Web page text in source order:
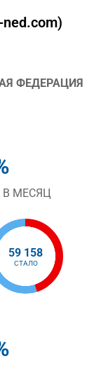
ФЕДЕРАЦИЯ
МЕСЯЦ
59 158
СТАЛО